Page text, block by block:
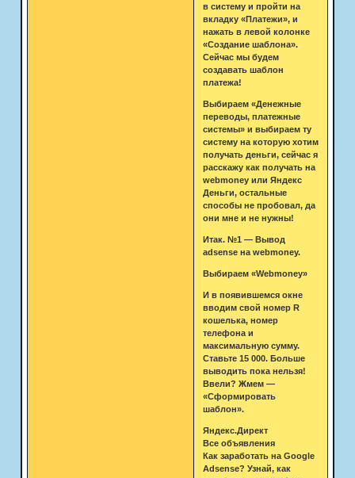
в систему и пройти на
вкладку «Платежи», и
нажать в левой колонке
«Создание шаблона».
Сейчас мы будем
создавать шаблон
платежа!
Выбираем «Денежные
переводы, платежные
системы» и выбираем ту
систему на которую хотим
получать деньги, сейчас я
расскажу как получать на
webmoney или Яндекс
Деньги, остальные
способы не пробовал, да
они мне и не нужны!
Итак. №1 — Вывод
adsense на webmoney.
Выбираем «Webmoney»
И в появившемся окне
вводим свой номер R
кошелька, номер
телефона и
максимальную сумму.
Ставьте 15 000. Больше
выводить пока нельзя!
Ввели? Жмем —
«Сформировать
шаблон».
Яндекс.Директ
Все объявления
Как заработать на Google
Adsense? Узнай, как